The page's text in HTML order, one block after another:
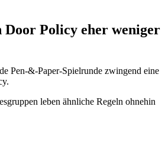
Door Policy eher weniger
Pen-&-Paper-Spielrunde zwingend eine
leben ähnliche Regeln ohnehin